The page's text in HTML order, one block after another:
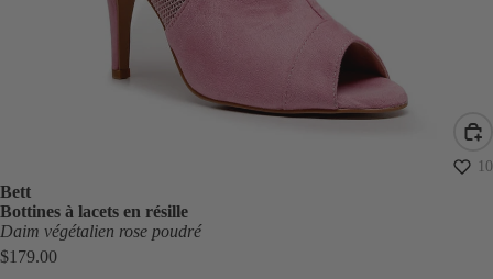
10
Bett
Bottines à lacets en résille
Daim végétalien rose poudré
$179.00